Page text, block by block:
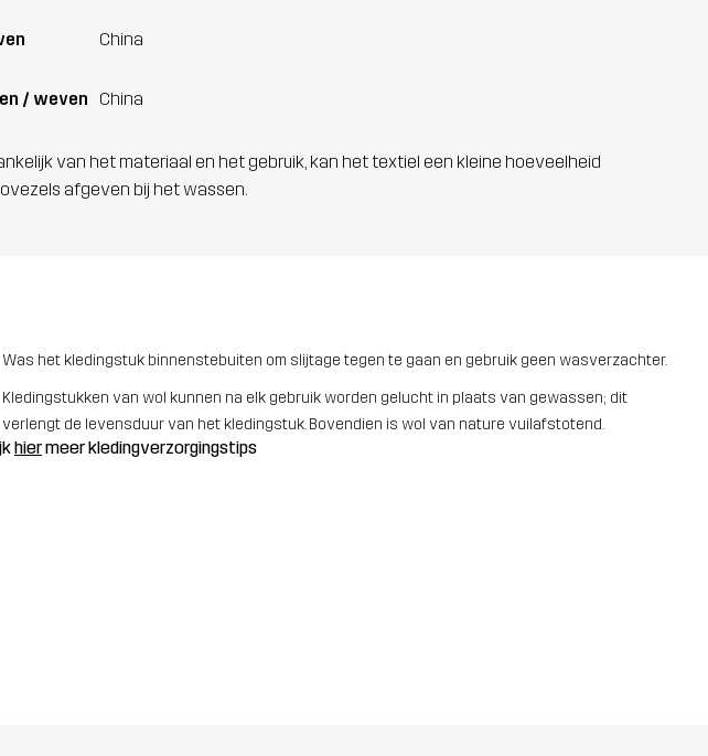
China
/ weven China
van het materiaal en het gebruik, kan het textiel een kleine hoeveelheid
afgeven bij het wassen.
Was het kledingstuk binnenstebuiten om slijtage tegen te gaan en gebruik geen wasverzachter.
Kledingstukken van wol kunnen na elk gebruik worden gelucht in plaats van gewassen; dit
verlengt de levensduur van het kledingstuk. Bovendien is wol van nature vuilafstotend.
hiermeer kledingverzorgingstips